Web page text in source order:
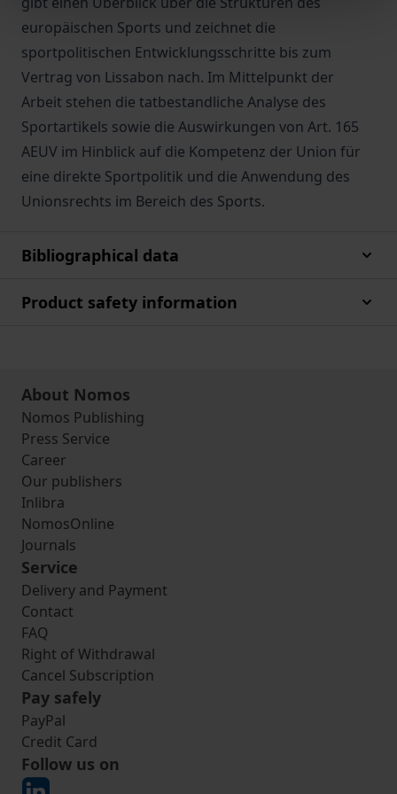
europäischen Sports und zeichnet die
sportpolitischen Entwicklungsschritte bis zum
Vertrag von Lissabon nach. Im Mittelpunkt der
Arbeit stehen die tatbestandliche Analyse des
Sportartikels sowie die Auswirkungen von Art. 165
AEUV im Hinblick auf die Kompetenz der Union für
eine direkte Sportpolitik und die Anwendung des
Unionsrechts im Bereich des Sports.
Bibliographical data
Product safety information
About Nomos
Nomos Publishing
Press Service
Career
Our publishers
Inlibra
NomosOnline
Journals
Service
Delivery and Payment
Contact
FAQ
Right of Withdrawal
Cancel Subscription
Pay safely
PayPal
Credit Card
Follow us on